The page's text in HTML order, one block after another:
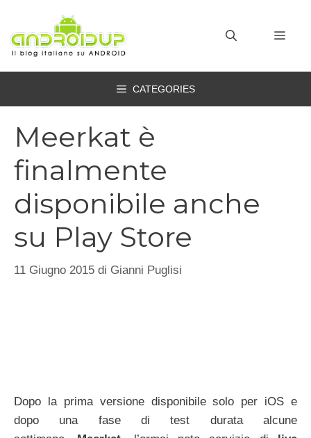
contenuto
CATEGORIES
Meerkat è
finalmente
disponibile anche
su Play Store
11 Giugno 2015 di Gianni Puglisi
Dopo la prima versione disponibile solo per iOS e
dopo una fase di test durata alcune